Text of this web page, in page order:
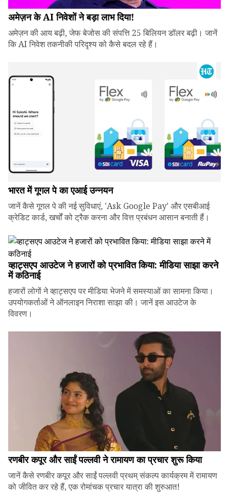
अमेज़न के AI निवेशों ने बड़ा लाभ दिया!
अमेज़न की आय बढ़ी, जेफ बेजोस की संपत्ति 25 बिलियन डॉलर बढ़ी। जानें
कि AI निवेश तकनीकी परिदृश्य को कैसे बदल रहे हैं।
भारत में गूगल पे का एआई उन्नयन
जानें कैसे गूगल पे की नई सुविधाएं, 'Ask Google Pay' और एसबीआई
क्रेडिट कार्ड, खर्चों को ट्रैक करना और वित्त प्रबंधन आसान बनाती हैं।
व्हाट्सएप आउटेज ने हजारों को प्रभावित किया: मीडिया साझा करने
में कठिनाई
हजारों लोगों ने व्हाट्सएप पर मीडिया भेजने में समस्याओं का सामना किया।
उपयोगकर्ताओं ने ऑनलाइन निराशा साझा की। जानें इस आउटेज के
विवरण।
रणबीर कपूर और साईं पल्लवी ने रामायण का प्रचार शुरू किया
जानें कैसे रणबीर कपूर और साईं पल्लवी प्रथम् संकल्प कार्यक्रम में रामायण
को जीवित कर रहे हैं, एक रोमांचक प्रचार यात्रा की शुरुआत!